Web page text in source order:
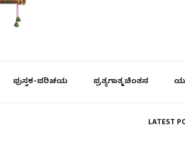
ಪುಸ್ತಕ-ಪರಿಚಯ ಪ್ರತ್ಯಗಾತ್ಮ ಚಿಂತನ
LATEST